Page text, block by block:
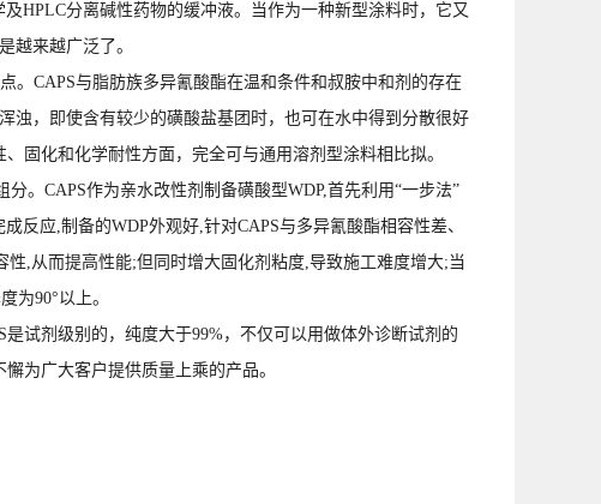
HPLC分离碱性药物的缓冲液。当作为一种新型涂料时，它又
越来越广泛了。
。CAPS与脂肪族多异氰酸酯在温和条件和叔胺中和剂的存在
浊，即使含有较少的磺酸盐基团时，也可在水中得到分散很好
固化和化学耐性方面，完全可与通用溶剂型涂料相比拟。
。CAPS作为亲水改性剂制备磺酸型WDP,首先利用“一步法”
反应,制备的WDP外观好,针对CAPS与多异氰酸酯相容性差、
,从而提高性能;但同时增大固化剂粘度,导致施工难度增大;当
为90°以上。
试剂级别的，纯度大于99%，不仅可以用做体外诊断试剂的
为广大客户提供质量上乘的产品。